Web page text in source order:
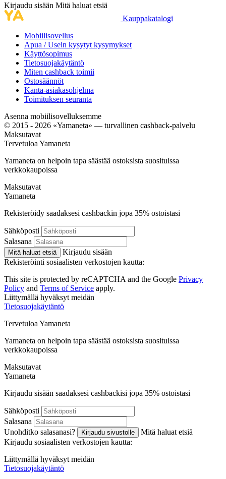
Kirjaudu sisään Mitä haluat etsiä
Kauppakatalogi
Mobiilisovellus
Apua / Usein kysytyt kysymykset
Käyttösopimus
Tietosuojakäytäntö
Miten cashback toimii
Ostosäännöt
Kanta-asiakasohjelma
Toimituksen seuranta
Asenna mobiilisovelluksemme
© 2015 - 2026 «Yamaneta» — turvallinen cashback-palvelu
Maksutavat
Tervetuloa Yamaneta
Yamaneta on helpoin tapa säästää ostoksista suosituissa
verkkokaupoissa
Maksutavat
Yamaneta
Rekisteröidy saadaksesi cashbackin jopa 35% ostoistasi
Sähköposti
Salasana
Mitä haluat etsiä
Kirjaudu sisään
Rekisteröinti sosiaalisten verkostojen kautta:
This site is protected by reCAPTCHA and the Google Privacy
Policy and Terms of Service apply.
Liittymällä hyväksyt meidän
Tietosuojakäytäntö
Tervetuloa Yamaneta
Yamaneta on helpoin tapa säästää ostoksista suosituissa
verkkokaupoissa
Maksutavat
Yamaneta
Kirjaudu sisään saadaksesi cashbackisi jopa 35% ostoistasi
Sähköposti
Salasana
Unohditko salasanasi?
Kirjaudu sivustolle
Mitä haluat etsiä
Kirjaudu sosiaalisten verkostojen kautta:
Liittymällä hyväksyt meidän
Tietosuojakäytäntö